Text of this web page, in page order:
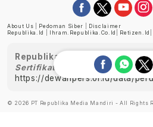
About Us Pedoman Siber
Disclaimer
Republika.id
Ihram.republika.co.id Retizen.id
Republika telah diverifikasi
Sertifikat Nomor 1058/DP-
https://dewanpers.or.id/data/
© 2026 PT Republika Media Mandiri - All Rights